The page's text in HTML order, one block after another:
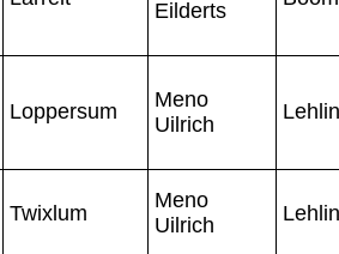
Eilderts
Loppersum
Meno
Uilrich
Twixlum
Meno
Uilrich